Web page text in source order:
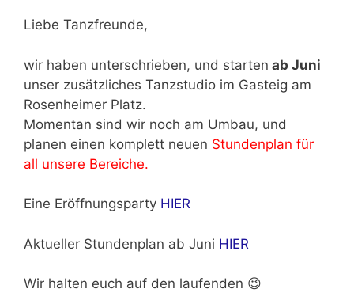
Liebe Tanzfreunde,
wir haben unterschrieben, und starten ab Juni
unser zusätzliches Tanzstudio im Gasteig am
Rosenheimer Platz.
Momentan sind wir noch am Umbau, und
planen einen komplett neuen Stundenplan für
all unsere Bereiche.
Eine Eröffnungsparty HIER
Aktueller Stundenplan ab Juni HIER
Wir halten euch auf den laufenden 😉